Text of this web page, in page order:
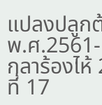
แปลงปลูก
พ.ศ
กุลาร้องไ
ที่ 17